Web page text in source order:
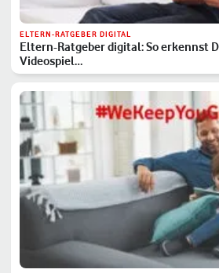
ELTERN-RATGEBER DIGITAL
Eltern-Ratgeber digital: So erkennst
Videospiel…